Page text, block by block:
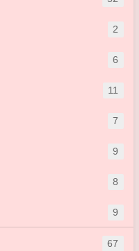
2
6
11
7
9
8
9
67